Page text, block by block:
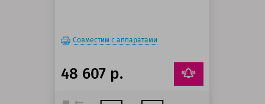
Совместим с аппаратами
48 607 р.